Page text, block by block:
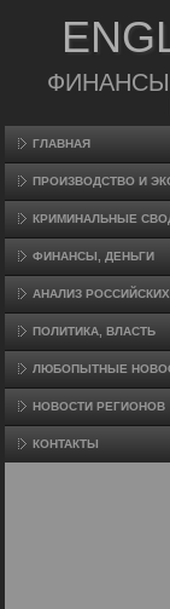
ГЛАВНАЯ
ПРОИЗВΟДСТВО И
КРИМИНАЛЬНЫЕ
ФИНАНСЫ, ДЕНЬГИ
АНАЛИЗ
ПОЛИТИКА, ВЛАСТЬ
ЛЮБОПЫТНЫЕ
НОВОСТИ РЕГИОНОВ
КОНТАКТЫ